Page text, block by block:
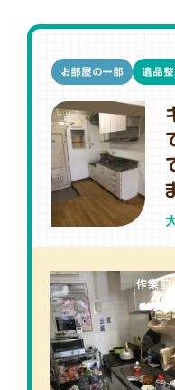
お部屋の一部 遺品整
作業前